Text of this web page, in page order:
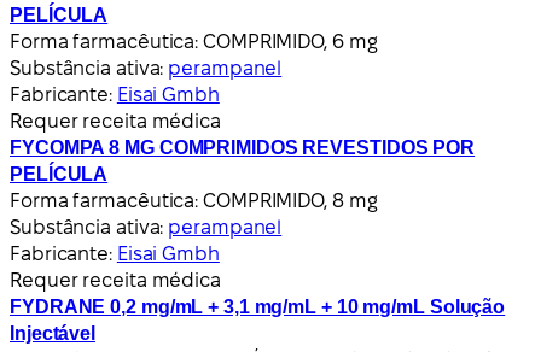
PELÍCULA
Forma farmacêutica: COMPRIMIDO, 6 mg
Substância ativa: perampanel
Fabricante: Eisai Gmbh
Requer receita médica
FYCOMPA 8 MG COMPRIMIDOS REVESTIDOS POR
PELÍCULA
Forma farmacêutica: COMPRIMIDO, 8 mg
Substância ativa: perampanel
Fabricante: Eisai Gmbh
Requer receita médica
FYDRANE 0,2 mg/mL + 3,1 mg/mL + 10 mg/mL Solução
Injectável